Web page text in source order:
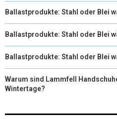
Ballastprodukte: Stahl oder Blei
Ballastprodukte: Stahl oder Blei
Ballastprodukte: Stahl oder Blei
Warum sind Lammfell
Wintertage?